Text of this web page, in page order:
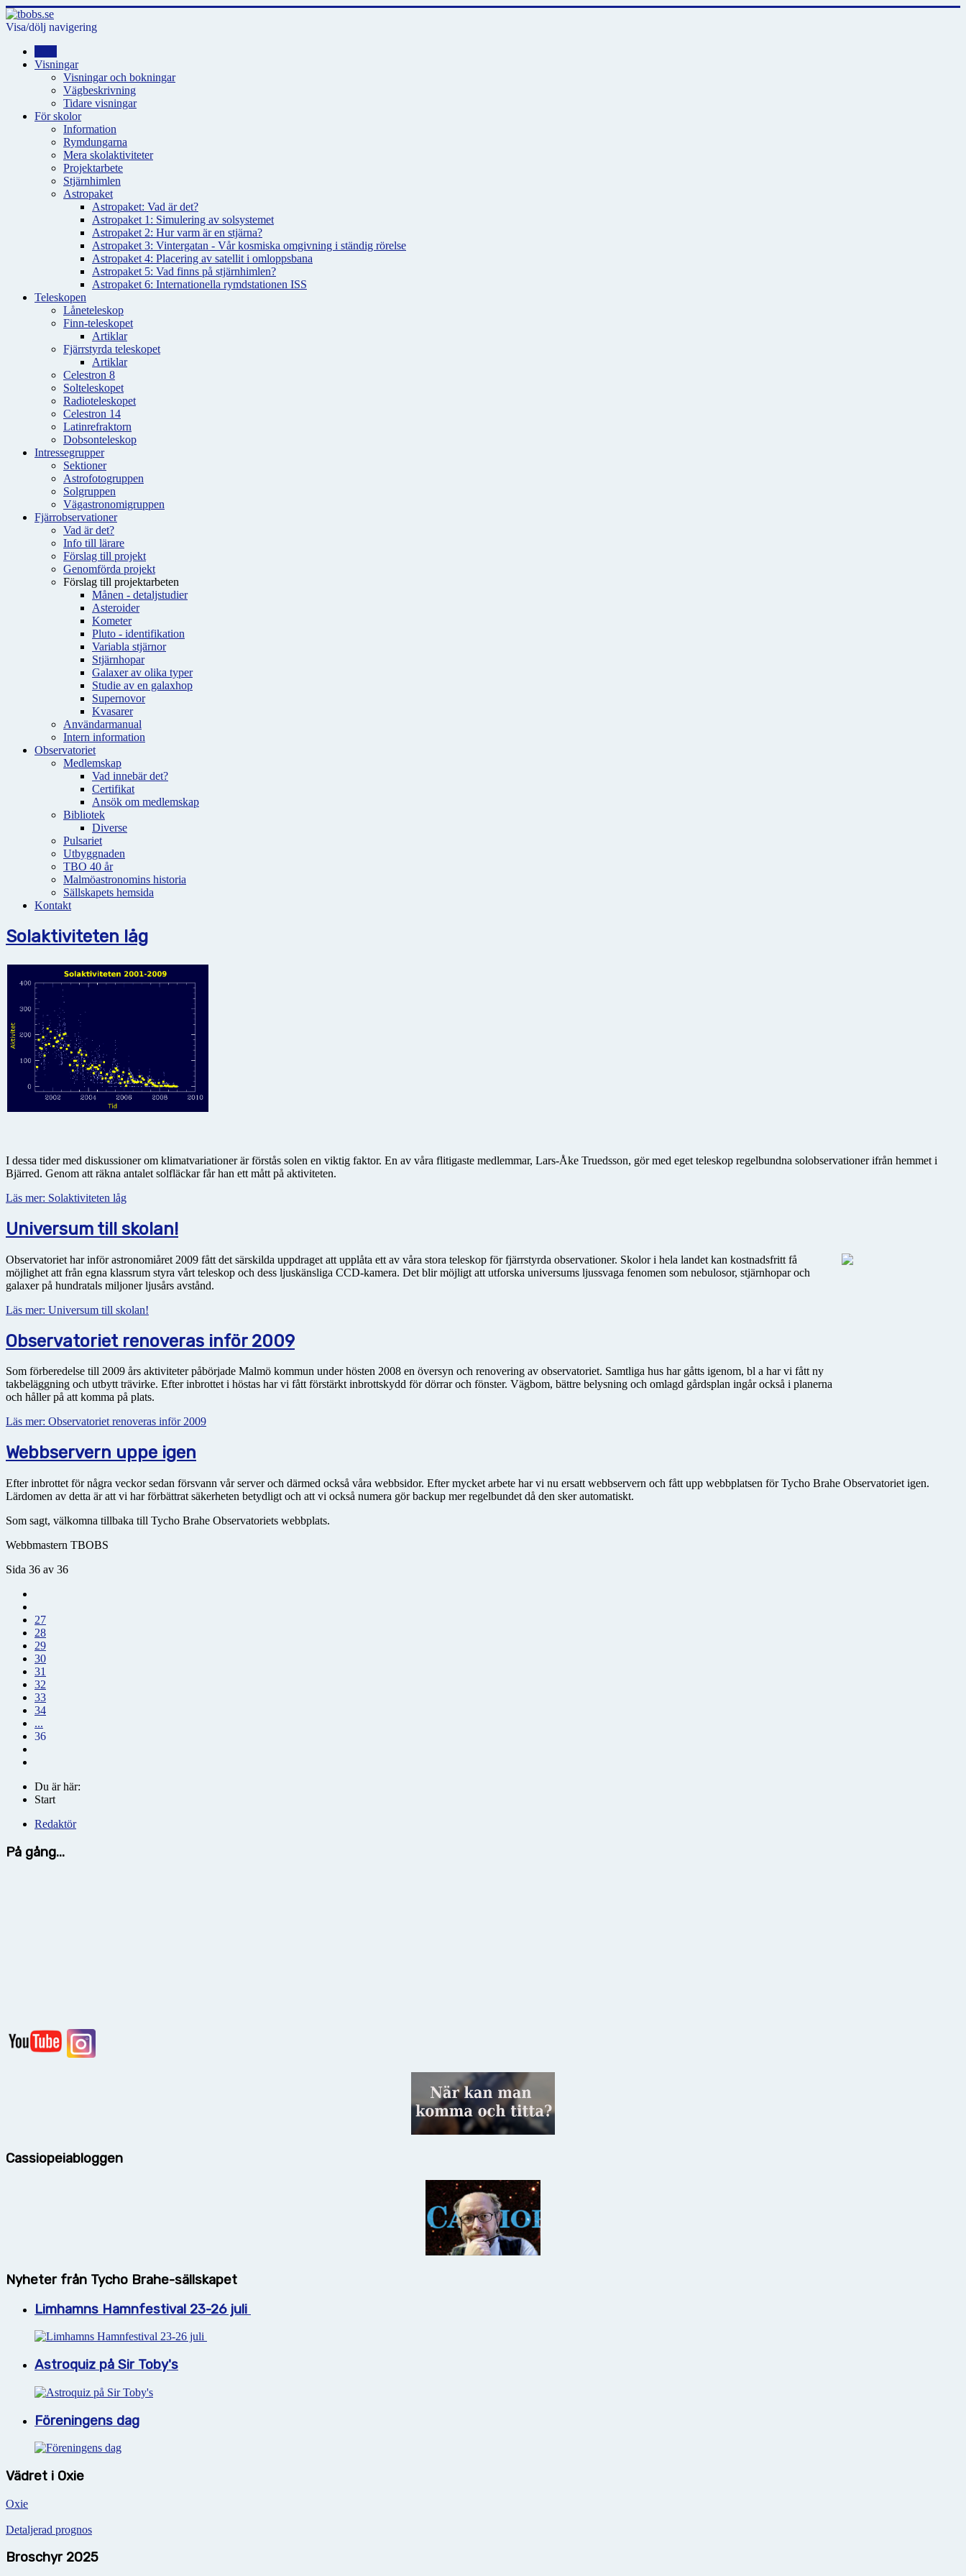
Visa/dölj navigering
Visningar
Visningar och bokningar
Vägbeskrivning
Tidare visningar
För skolor
Information
Rymdungarna
Mera skolaktiviteter
Projektarbete
Stjärnhimlen
Astropaket
Astropaket: Vad är det?
Astropaket 1: Simulering av solsystemet
Astropaket 2: Hur varm är en stjärna?
Astropaket 3: Vintergatan - Vår kosmiska omgivning i ständig rörelse
Astropaket 4: Placering av satellit i omloppsbana
Astropaket 5: Vad finns på stjärnhimlen?
Astropaket 6: Internationella rymdstationen ISS
Teleskopen
Låneteleskop
Finn-teleskopet
Artiklar
Fjärrstyrda teleskopet
Artiklar
Celestron 8
Solteleskopet
Radioteleskopet
Celestron 14
Latinrefraktorn
Dobsonteleskop
Intressegrupper
Sektioner
Astrofotogruppen
Solgruppen
Vägastronomigruppen
Fjärrobservationer
Vad är det?
Info till lärare
Förslag till projekt
Genomförda projekt
Förslag till projektarbeten
Månen - detaljstudier
Asteroider
Kometer
Pluto - identifikation
Variabla stjärnor
Stjärnhopar
Galaxer av olika typer
Studie av en galaxhop
Supernovor
Kvasarer
Användarmanual
Intern information
Observatoriet
Medlemskap
Vad innebär det?
Certifikat
Ansök om medlemskap
Bibliotek
Diverse
Pulsariet
Utbyggnaden
TBO 40 år
Malmöastronomins historia
Sällskapets hemsida
Kontakt
Solaktiviteten låg
I dessa tider med diskussioner om klimatvariationer är förstås solen en viktig faktor. En av våra flitigaste medlemmar, Lars-Åke Truedsson, gör med eget teleskop regelbundna solobservationer ifrån hemmet i
Bjärred. Genom att räkna antalet solfläckar får han ett mått på aktiviteten.
Läs mer: Solaktiviteten låg
Universum till skolan!
Observatoriet har inför astronomiåret 2009 fått det särskilda uppdraget att upplåta ett av våra stora teleskop för fjärrstyrda observationer. Skolor i hela landet kan kostnadsfritt få
möjlighet att från egna klassrum styra vårt teleskop och dess ljuskänsliga CCD-kamera. Det blir möjligt att utforska universums ljussvaga fenomen som nebulosor, stjärnhopar och
galaxer på hundratals miljoner ljusårs avstånd.
Läs mer: Universum till skolan!
Observatoriet renoveras inför 2009
Som förberedelse till 2009 års aktiviteter påbörjade Malmö kommun under hösten 2008 en översyn och renovering av observatoriet. Samtliga hus har gåtts igenom, bl a har vi fått ny
takbeläggning och utbytt trävirke. Efter inbrottet i höstas har vi fått förstärkt inbrottskydd för dörrar och fönster. Vägbom, bättre belysning och omlagd gårdsplan ingår också i planerna
och håller på att komma på plats.
Läs mer: Observatoriet renoveras inför 2009
Webbservern uppe igen
Efter inbrottet för några veckor sedan försvann vår server och därmed också våra webbsidor. Efter mycket arbete har vi nu ersatt webbservern och fått upp webbplatsen för Tycho Brahe Observatoriet igen.
Lärdomen av detta är att vi har förbättrat säkerheten betydligt och att vi också numera gör backup mer regelbundet då den sker automatiskt.
Som sagt, välkomna tillbaka till Tycho Brahe Observatoriets webbplats.
Webbmastern TBOBS
Sida 36 av 36
27
28
29
30
31
32
33
34
...
36
Du är här:
Start
Redaktör
På gång...
Cassiopeiabloggen
Nyheter från Tycho Brahe-sällskapet
Limhamns Hamnfestival 23-26 juli
Astroquiz på Sir Toby's
Föreningens dag
Vädret i Oxie
Oxie
Detaljerad prognos
Broschyr 2025